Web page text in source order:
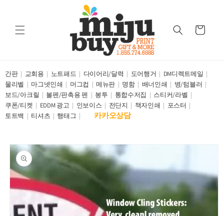
Cart
간판 교회용 노트패드 다이어리/달력 도어행거
DM디렉트메일
물리벨
마그넷인쇄 머그컵 메뉴판 명함 배너인쇄
병/텀블러
보드/아크릴
볼펜/판촉용 펜 봉투 통합수저집
스티커/라벨
쿠폰/티켓
EDDM 광고 인보이스 전단지 책자인쇄
포스터
토트백
티셔츠 행태그 카카오상담
Skip to
product
information